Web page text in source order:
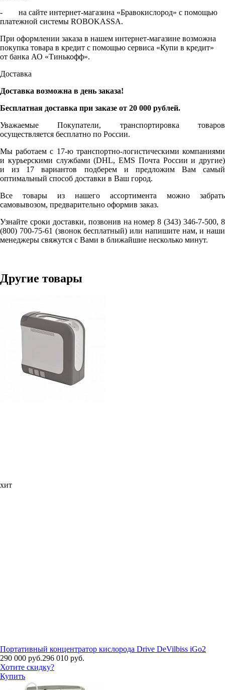
- на сайте интернет-магазина «Бравокислород» с помощью
платежной системы ROBOKASSA.
При оформлении заказа в нашем интернет-магазине возможна
покупка товара в кредит с помощью сервиса «Купи в кредит»
от банка АО «Тинькофф».
Доставка
Доставка возможна в день заказа!
Бесплатная доставка при заказе от 20 000 рублей.
Уважаемые Покупатели, транспортировка товаров
осуществляется бесплатно по России.
Мы работаем с 17-ю транспортно-логистическими компаниями
и курьерскими службами (DHL, EMS Почта России и другие)
и из 17 вариантов подберем и предложим Вам самый
оптимальный способ доставки в Ваш город.
Все товары из нашего ассортимента можно забрать
самовывозом, предварительно оформив заказ.
Узнайте сроки доставки, позвонив на номер 8 (343) 346-7-500, 8
(800) 700-75-61 (звонок бесплатный) или напишите нам, и наши
менеджеры свяжутся с Вами в ближайшие несколько минут.
Другие товары
хит
Портативный концентратор кислорода Drive DeVilbiss iGo2
290 000 руб.296 010 руб.
Хотите скидку?
Купить